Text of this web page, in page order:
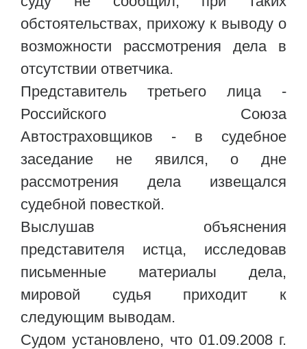
обстоятельствах, прихожу к выводу о
возможности рассмотрения дела в
отсутствии ответчика.
Представитель третьего лица -
Российского Союза
Автостраховщиков - в судебное
заседание не явился, о дне
рассмотрения дела извещался
судебной повесткой.
Выслушав объяснения
представителя истца, исследовав
письменные материалы дела,
мировой судья приходит к
следующим выводам.
Судом установлено, что 01.09.2008 г.